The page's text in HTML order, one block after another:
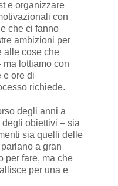
e organizzare
con
che ci fanno
ambizioni per
alle cose che
ma lottiamo con
e ore di
richiede.
degli anni a
obiettivi – sia
sia quelli delle
a gran
per fare, ma che
per una e